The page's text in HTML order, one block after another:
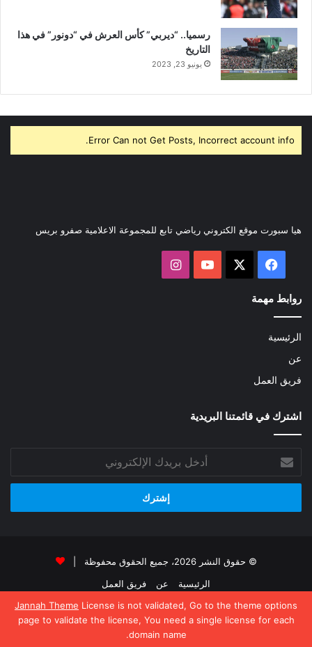
Jannah Theme License is not validated, Go to the theme options
page to validate the license, You need a single license for each
domain name.
رسميا.. “ديربي” كأس العرش في “دونور” في هذا
التاريخ
يونيو 23, 2023
Error Can not Get Posts, Incorrect account info.
هيا سبورت موقع الكتروني رياضي تابع للمجموعة الاعلامية صفرو بريس
فيسبوك ‫YouTube
روابط مهمة
الرئيسية
عن
فريق العمل
اشترك في قائمتنا البريدية
بريدك
الإلكتروني
© حقوق النشر 2026، جميع الحقوق محفوظة |
الرئيسية
عن فريق العمل
فيسبوك
‫X
‫YouTubeانستقرام